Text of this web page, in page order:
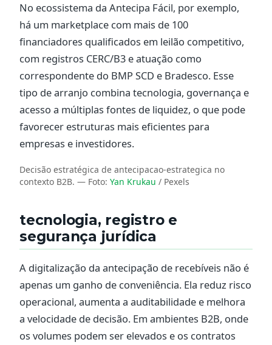
No ecossistema da Antecipa Fácil, por exemplo,
há um marketplace com mais de 100
financiadores qualificados em leilão competitivo,
com registros CERC/B3 e atuação como
correspondente do BMP SCD e Bradesco. Esse
tipo de arranjo combina tecnologia, governança e
acesso a múltiplas fontes de liquidez, o que pode
favorecer estruturas mais eficientes para
empresas e investidores.
Decisão estratégica de antecipacao-estrategica no
contexto B2B. — Foto: Yan Krukau / Pexels
tecnologia, registro e
segurança jurídica
A digitalização da antecipação de recebíveis não é
apenas um ganho de conveniência. Ela reduz risco
operacional, aumenta a auditabilidade e melhora
a velocidade de decisão. Em ambientes B2B, onde
os volumes podem ser elevados e os contratos